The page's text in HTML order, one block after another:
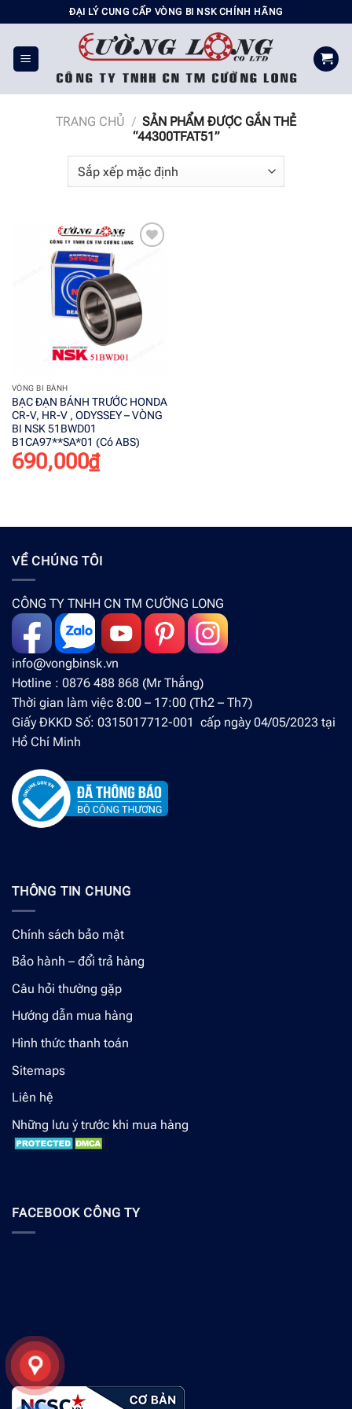
đến
nội
dung
ĐẠI LÝ CUNG CẤP VÒNG BI NSK CHÍNH HÃNG
TRANG CHỦ / SẢN PHẨM ĐƯỢC GẮN THẺ
“44300TFAT51”
Add to
wishlist
VÒNG BI BÁNH
BẠC ĐẠN BÁNH TRƯỚC HONDA
CR-V, HR-V , ODYSSEY – VÒNG
BI NSK 51BWD01
B1CA97**SA*01 (Có ABS)
690,000₫
VỀ CHÚNG TÔI
CÔNG TY TNHH CN TM CƯỜNG LONG
info@vongbinsk.vn
Hotline : 0876 488 868 (Mr Thắng)
Thời gian làm việc 8:00 – 17:00 (Th2 – Th7)
Giấy ĐKKD Số: 0315017712-001 cấp ngày 04/05/2023 tại
Hồ Chí Minh
THÔNG TIN CHUNG
Chính sách bảo mật
Bảo hành – đổi trả hàng
Câu hỏi thường gặp
Hướng dẫn mua hàng
Hình thức thanh toán
Sitemaps
Liên hệ
Những lưu ý trước khi mua hàng
FACEBOOK CÔNG TY